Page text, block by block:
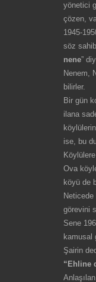
yönetici
çözen,
1945-
söz
nene”
Nenem,
bilirler.
Bir gün
ilana
ise, bu
Ova
köyü de
görevini
Sene
kamusal
Şairin
“Ehline